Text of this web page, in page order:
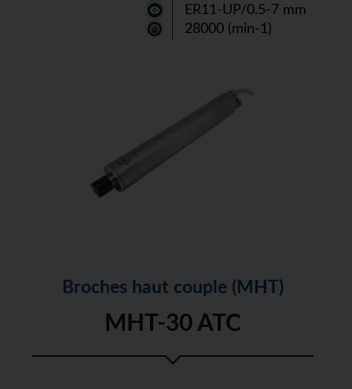
ER11-UP/0.5-7 mm
28000 (min-1)
Broches haut couple (MHT)
MHT-30 ATC